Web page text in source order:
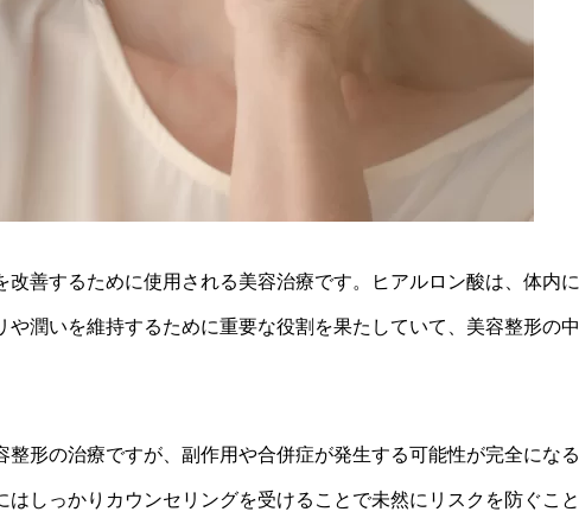
善するために使用される美容治療です。ヒアルロン酸は、体内に
潤いを維持するために重要な役割を果たしていて、美容整形の中
形の治療ですが、副作用や合併症が発生する可能性が完全になる
しっかりカウンセリングを受けることで未然にリスクを防ぐこと